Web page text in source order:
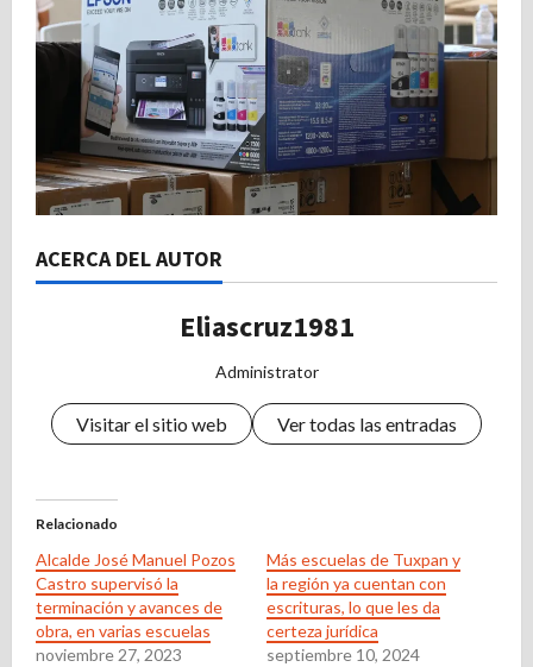
ACERCA DEL AUTOR
Eliascruz1981
Administrator
Visitar el sitio web Ver todas las entradas
Relacionado
Alcalde José Manuel Pozos
Castro supervisó la
terminación y avances de
obra, en varias escuelas
noviembre 27, 2023
Más escuelas de Tuxpan y
la región ya cuentan con
escrituras, lo que les da
certeza jurídica
septiembre 10, 2024